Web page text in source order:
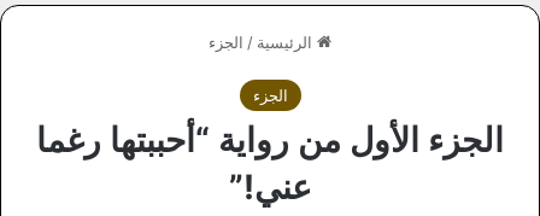
الرئيسية / الجزء
الجزء
الجزء الأول من رواية “أحببتها رغما
عني!”